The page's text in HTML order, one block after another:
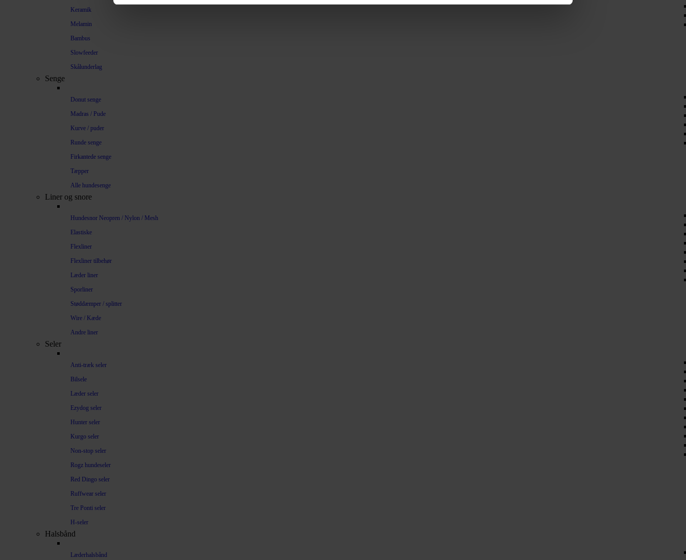
Keramik
Melamin
Bambus
Slowfeeder
Skålunderlag
Senge
Donut senge
Madras / Pude
Kurve / puder
Runde senge
Firkantede senge
Tæpper
Alle hundesenge
Liner og snore
Hundesnor Neopren / Nylon / Mesh
Elastiske
Flexliner
Flexliner tilbehør
Læder liner
Sporliner
Støddæmper / splitter
Wire / Kæde
Andre liner
Seler
Anti-træk seler
Bilsele
Læder seler
Ezydog seler
Hunter seler
Kurgo seler
Non-stop seler
Rogz hundeseler
Red Dingo seler
Ruffwear seler
Tre Ponti seler
H-seler
Halsbånd
Læderhalsbånd